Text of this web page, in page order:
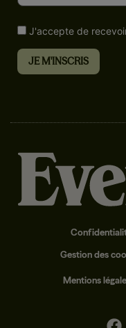
J'accepte de
Gestion des
Mentions